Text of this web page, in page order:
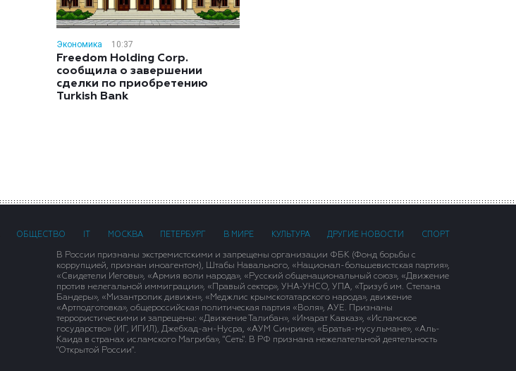
Экономика 10:37
Freedom Holding Corp.
сообщила о завершении
сделки по приобретению
Turkish Bank
ОБЩЕСТВО МОСКВА ПЕТЕРБУРГ В МИРЕ КУЛЬТУРА ДРУГИЕ НОВОСТИ СПОРТ
В России признаны экстремистскими и запрещены организации ФБК (Фонд борьбы с
коррупцией, признан иноагентом), Штабы Навального, «Национал-большевистская партия»,
«Свидетели Иеговы», «Армия воли народа», «Русский общенациональный союз», «Движение
против нелегальной иммиграции», «Правый сектор», УНА-УНСО, УПА, «Тризуб им. Степана
Бандеры», «Мизантропик дивижн», «Меджлис крымскотатарского народа», движение
«Артподготовка», общероссийская политическая партия «Воля», АУЕ. Признаны
террористическими и запрещены: «Движение Талибан», «Имарат Кавказ», «Исламское
государство» (ИГ, ИГИЛ), Джебхад-ан-Нусра, «АУМ Синрике», «Братья-мусульмане», «Аль-
Каида в странах исламского Магриба», "Сеть". В РФ признана нежелательной деятельность
"Открытой России".